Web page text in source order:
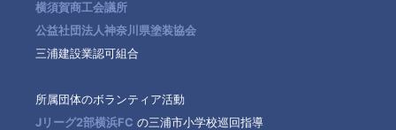
横須賀商工会議所
公益社団法人神奈川県塗装協会
三浦建設業認可組合
所属団体のボランティア活動
Jリーグ2部横浜FC の三浦市小学校巡回指導